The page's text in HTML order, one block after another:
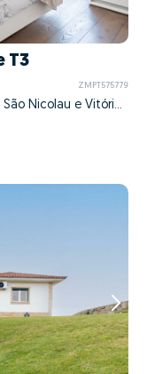
T3
ZMPT575779
Cedofeita, Santo Ildefonso, Sé, Miragaia, São Nicolau e Vitória, Porto, Porto